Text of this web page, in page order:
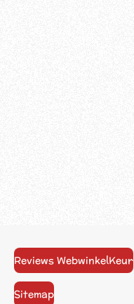
Reviews WebwinkelKeur
Sitemap